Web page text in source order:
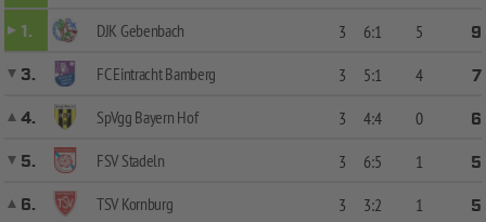
1.
DJK Gebenbach 3 6:1 5
9
3.
FC Eintracht Bamberg 3 5:1 4
7
4.
SpVgg Bayern Hof 3 4:4 0
6
5.
FSV Stadeln 3 6:5 1
5
6.
TSV Kornburg 3 3:2 1
5